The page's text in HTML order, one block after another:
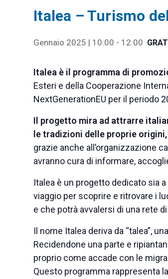
Italea – Turismo
Gennaio 2025 | 10:00 - 12:00
Italea è il programma di
Esteri e della Cooperazione
NextGenerationEU per il periodo
Il progetto mira ad attrarre
le tradizioni delle proprie origini,
grazie anche all’organizzazione
avranno cura di informare,
Italea è un progetto dedicato sia
viaggio per scoprire e ritrovare i
e che potrà avvalersi di una rete
Il nome Italea deriva da “talea”,
Recidendone una parte e
proprio come accade con le
Questo programma rappresenta